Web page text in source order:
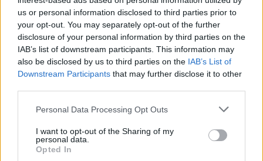
us or personal information disclosed to third parties prior to
your opt-out. You may separately opt-out of the further
disclosure of your personal information by third parties on the
IAB’s list of downstream participants. This information may
also be disclosed by us to third parties on the IAB’s List of
Downstream Participants that may further disclose it to other
Please note that this website/app uses one or more Google
not limited to your visit or usage behaviour. You may click to
grant or deny consent to Google and its third-party tags to
use your data for below specified purposes in below Google
Personal Data Processing Opt Outs
I want to opt-out of the Sharing of my
personal data.
Opted In
i tuoi video e le tue foto
Su WhatsApp al numero +39
345 356 7512
Ricevi le nostre ultime news
daGoogle News